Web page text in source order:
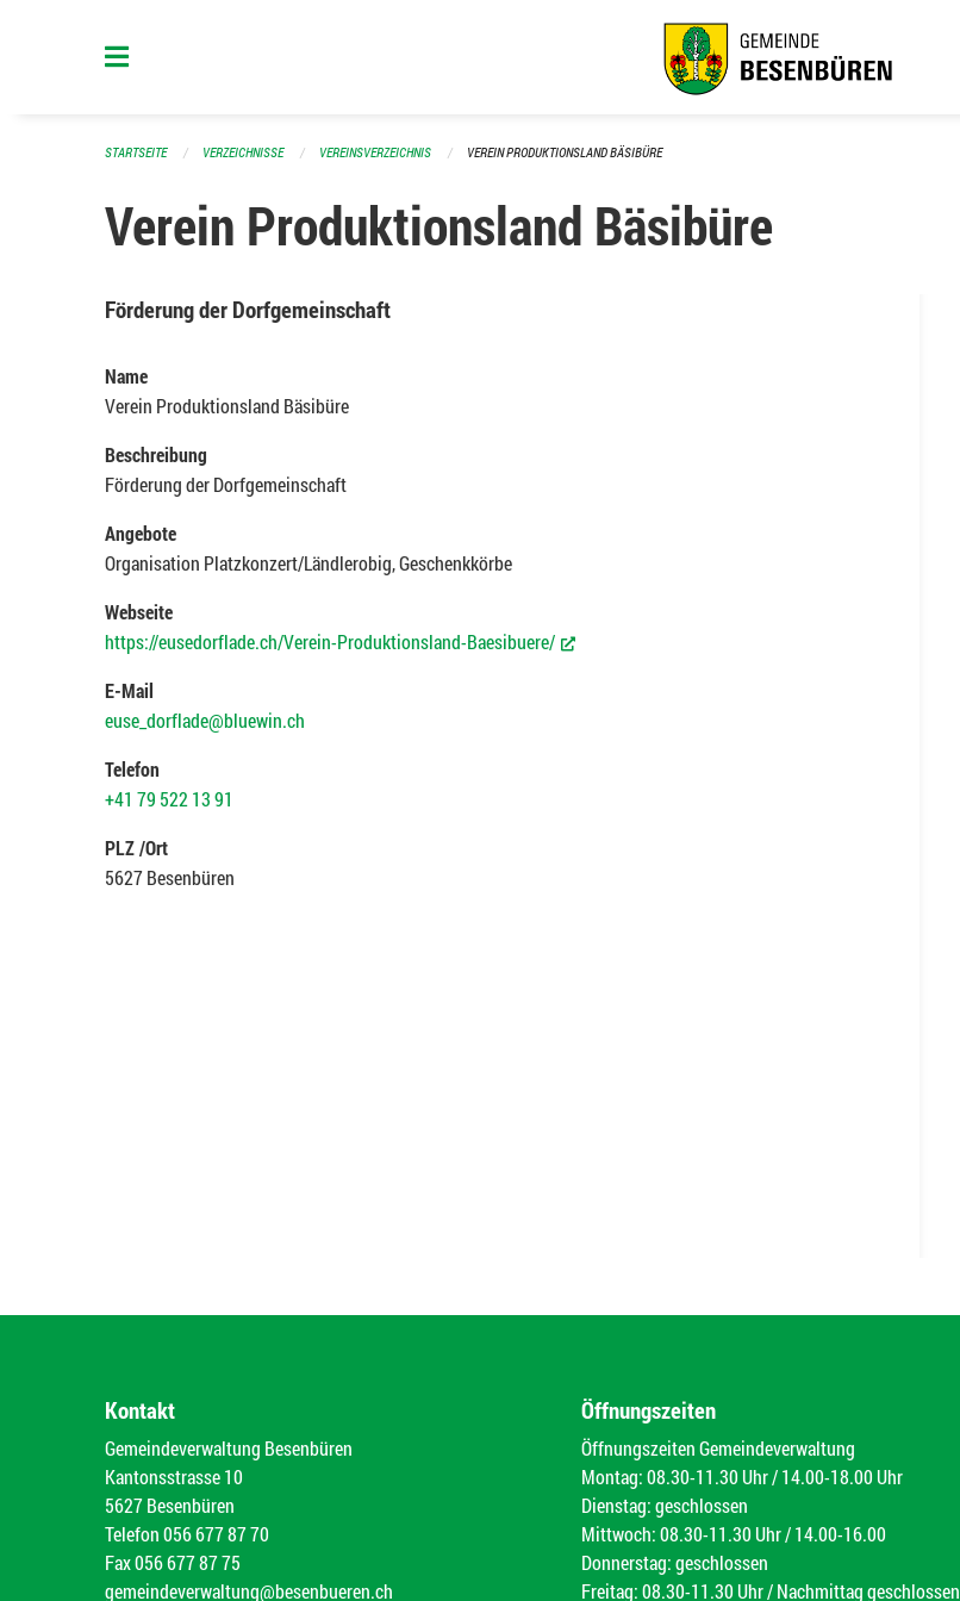
STARTSEITE VERZEICHNISSE VEREINSVERZEICHNIS VEREIN PRODUKTIONSLAND BÄSIBÜRE
Verein Produktionsland Bäsibüre
Förderung der Dorfgemeinschaft
Name
Verein Produktionsland Bäsibüre
Beschreibung
Förderung der Dorfgemeinschaft
Angebote
Organisation Platzkonzert/Ländlerobig, Geschenkkörbe
Webseite
https://eusedorflade.ch/Verein-Produktionsland-Baesibuere/
(External Link)
E-Mail
euse_dorflade@bluewin.ch
Telefon
+41 79 522 13 91
PLZ /Ort
5627 Besenbüren
Kontakt
Gemeindeverwaltung Besenbüren
Kantonsstrasse 10
5627 Besenbüren
Telefon056 677 87 70
Fax056 677 87 75
gemeindeverwaltung@besenbueren.ch
Öffnungszeiten
Öffnungszeiten Gemeindeverwaltung
Montag: 08.30-11.30 Uhr / 14.00-18.00 Uhr
Dienstag: geschlossen
Mittwoch: 08.30-11.30 Uhr / 14.00-16.00
Donnerstag: geschlossen
Freitag: 08.30-11.30 Uhr / Nachmittag geschlossen